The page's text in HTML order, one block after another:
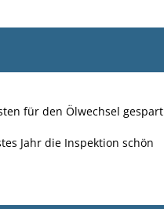
für den Ölwechsel gespart
Jahr die Inspektion schön